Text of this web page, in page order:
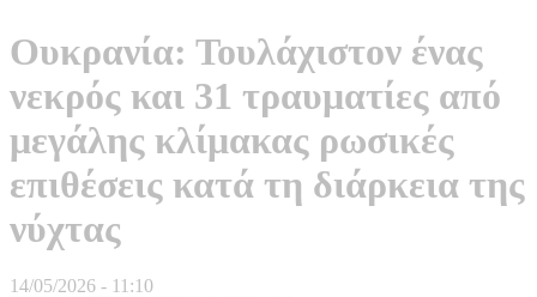
Ουκρανία: Τουλάχιστον ένας
νεκρός και 31 τραυματίες από
μεγάλης κλίμακας ρωσικές
επιθέσεις κατά τη διάρκεια της
νύχτας
14/05/2026 - 11:10